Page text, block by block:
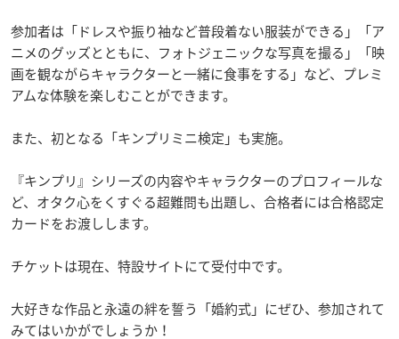
参加者は「ドレスや振り袖など普段着ない服装ができる」「ア
ニメのグッズとともに、フォトジェニックな写真を撮る」「映
画を観ながらキャラクターと一緒に食事をする」など、プレミ
アムな体験を楽しむことができます。
また、初となる「キンプリミニ検定」も実施。
『キンプリ』シリーズの内容やキャラクターのプロフィールな
ど、オタク心をくすぐる超難問も出題し、合格者には合格認定
カードをお渡しします。
チケットは現在、特設サイトにて受付中です。
大好きな作品と永遠の絆を誓う「婚約式」にぜひ、参加されて
みてはいかがでしょうか！